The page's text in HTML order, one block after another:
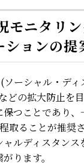
モニタリ
ョンの提
ーシャル・ディ
どの拡大防止を
つことであり、
取ることが推奨
ルディスタンス
ります。